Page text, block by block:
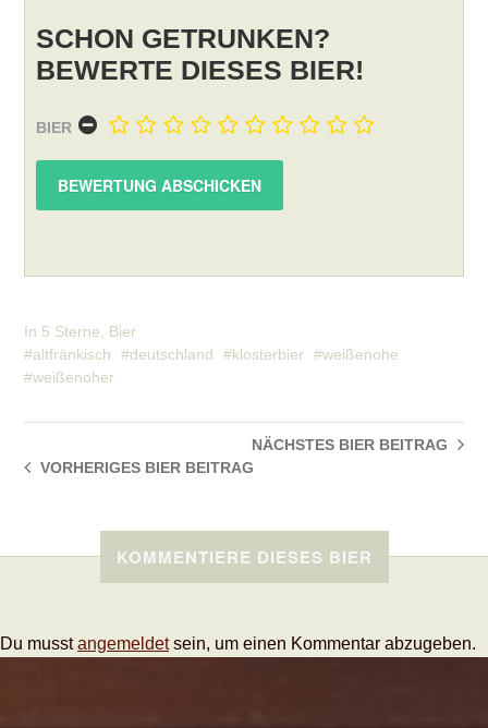
SCHON GETRUNKEN?
BEWERTE DIESES BIER!
BIER
In 5 Sterne, Bier
altfränkisch
deutschland klosterbier
weißenohe
weißenoher
NÄCHSTES BIERBEITRAG
VORHERIGES BIER BEITRAG
KOMMENTIERE DIESES BIER
Du musstangemeldetsein, um einen Kommentar abzugeben.